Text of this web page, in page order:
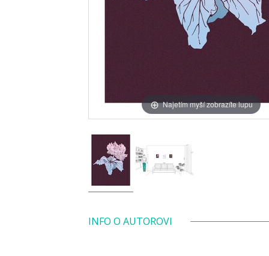
Najetím myší zobrazíte lupu
INFO O AUTOROVI